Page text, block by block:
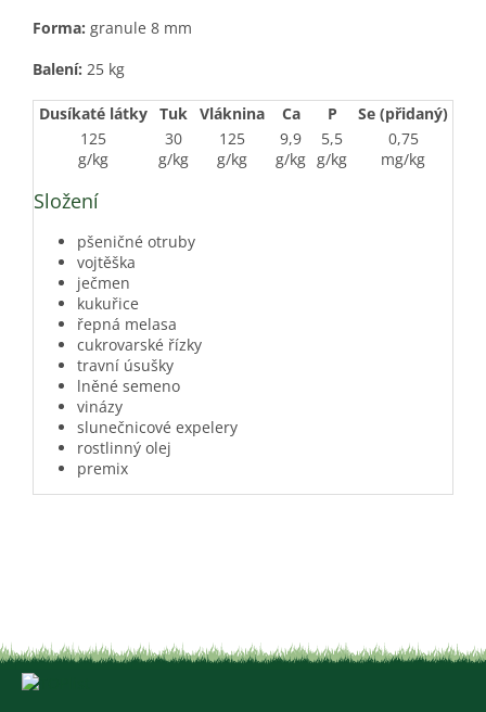
Forma: granule 8 mm
Balení: 25 kg
Dusíkaté látky Tuk Vláknina Ca P Se (přidaný)
125
g/kg
30
g/kg
125
g/kg
9,9
g/kg
5,5
g/kg
0,75
mg/kg
Složení
pšeničné otruby
vojtěška
ječmen
kukuřice
řepná melasa
cukrovarské řízky
travní úsušky
lněné semeno
vinázy
slunečnicové expelery
rostlinný olej
premix